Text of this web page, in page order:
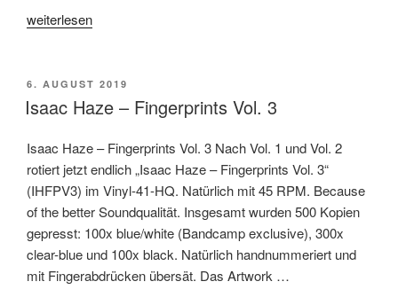
„Isaac
Eslamano“
weiterlesen
VERÖFFENTLICHT
AM
6. AUGUST 2019
Isaac Haze – Fingerprints Vol. 3
Isaac Haze – Fingerprints Vol. 3 Nach Vol. 1 und Vol. 2
rotiert jetzt endlich „Isaac Haze – Fingerprints Vol. 3“
(IHFPV3) im Vinyl-41-HQ. Natürlich mit 45 RPM. Because
of the better Soundqualität. Insgesamt wurden 500 Kopien
gepresst: 100x blue/white (Bandcamp exclusive), 300x
clear-blue und 100x black. Natürlich handnummeriert und
mit Fingerabdrücken übersät. Das Artwork …